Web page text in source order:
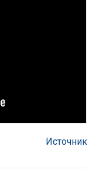
Источник